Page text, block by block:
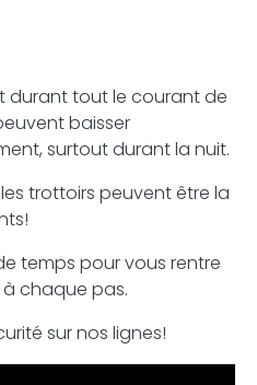
durant tout le courant de
baisser
surtout durant la nuit.
trottoirs peuvent être la
temps pour vous rentre
chaque pas.
sur nos lignes!